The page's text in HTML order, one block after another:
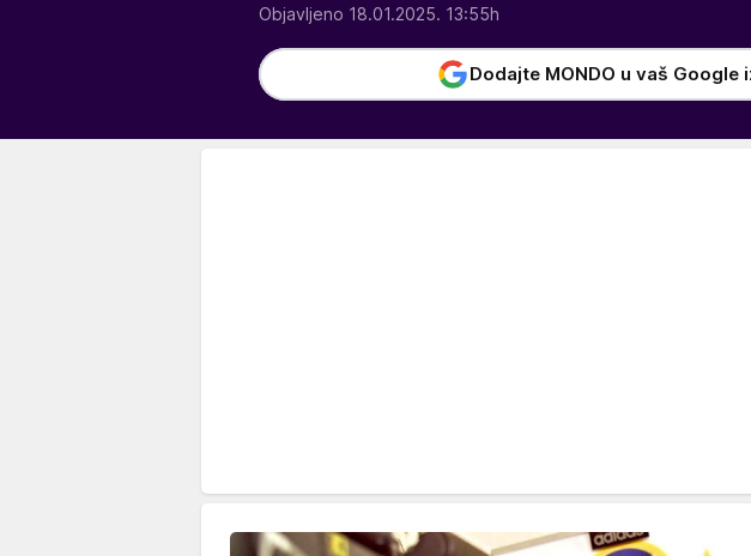
Objavljeno 18.01.2025. 13:55h
Dodajte MONDO u vaš Google